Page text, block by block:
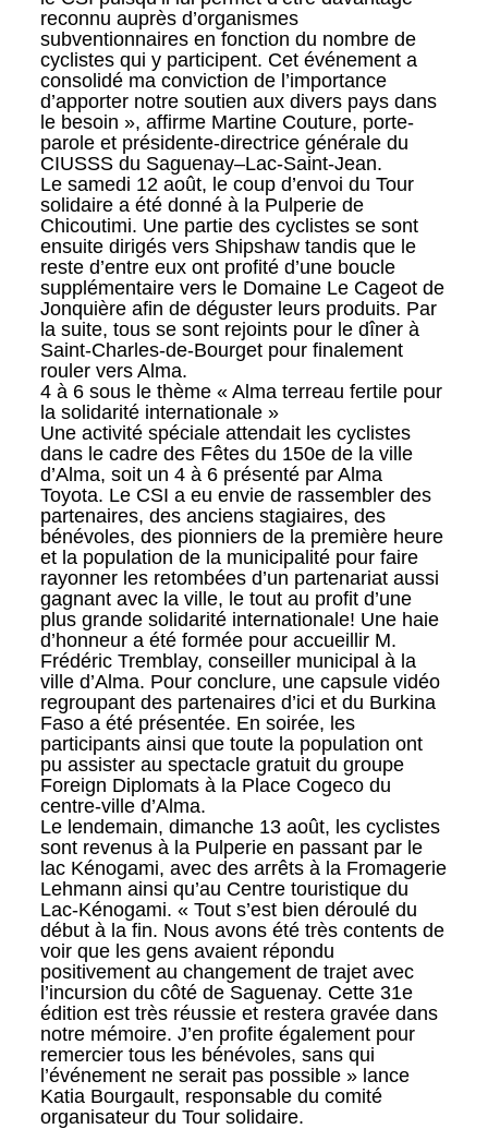
reconnu auprès d’organismes
subventionnaires en fonction du nombre de
cyclistes qui y participent. Cet événement a
consolidé ma conviction de l’importance
d’apporter notre soutien aux divers pays dans
le besoin », affirme Martine Couture, porte-
parole et présidente-directrice générale du
CIUSSS du Saguenay­–Lac-Saint-Jean.
Le samedi 12 août, le coup d’envoi du Tour
solidaire a été donné à la Pulperie de
Chicoutimi. Une partie des cyclistes se sont
ensuite dirigés vers Shipshaw tandis que le
reste d’entre eux ont profité d’une boucle
supplémentaire vers le Domaine Le Cageot de
Jonquière afin de déguster leurs produits. Par
la suite, tous se sont rejoints pour le dîner à
Saint-Charles-de-Bourget pour finalement
rouler vers Alma.
4 à 6 sous le thème « Alma terreau fertile pour
la solidarité internationale »
Une activité spéciale attendait les cyclistes
dans le cadre des Fêtes du 150e de la ville
d’Alma, soit un 4 à 6 présenté par Alma
Toyota. Le CSI a eu envie de rassembler des
partenaires, des anciens stagiaires, des
bénévoles, des pionniers de la première heure
et la population de la municipalité pour faire
rayonner les retombées d’un partenariat aussi
gagnant avec la ville, le tout au profit d’une
plus grande solidarité internationale! Une haie
d’honneur a été formée pour accueillir M.
Frédéric Tremblay, conseiller municipal à la
ville d’Alma. Pour conclure, une capsule vidéo
regroupant des partenaires d’ici et du Burkina
Faso a été présentée. En soirée, les
participants ainsi que toute la population ont
pu assister au spectacle gratuit du groupe
Foreign Diplomats à la Place Cogeco du
centre-ville d’Alma.
Le lendemain, dimanche 13 août, les cyclistes
sont revenus à la Pulperie en passant par le
lac Kénogami, avec des arrêts à la Fromagerie
Lehmann ainsi qu’au Centre touristique du
Lac-Kénogami. « Tout s’est bien déroulé du
début à la fin. Nous avons été très contents de
voir que les gens avaient répondu
positivement au changement de trajet avec
l’incursion du côté de Saguenay. Cette 31e
édition est très réussie et restera gravée dans
notre mémoire. J’en profite également pour
remercier tous les bénévoles, sans qui
l’événement ne serait pas possible » lance
Katia Bourgault, responsable du comité
organisateur du Tour solidaire.